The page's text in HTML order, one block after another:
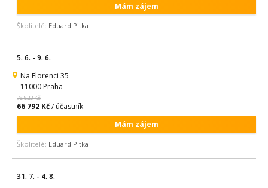
Mám zájem
Školitelé: Eduard Pitka
5. 6. - 9. 6.
Na Florenci 35
11000 Praha
78 823 Kč
66 792 Kč/ účastník
Mám zájem
Školitelé: Eduard Pitka
31. 7. - 4. 8.